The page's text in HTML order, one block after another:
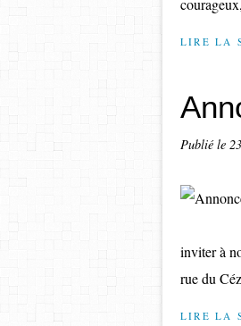
LIRE LA
Publié le
inviter à
rue du
LIRE LA